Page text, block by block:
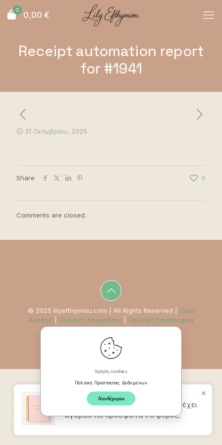
0 0,00 €
Receipt automation report
for #1941
31 Οκτωβρίου, 2025
Share 0
Comments are closed.
© 2025 lilyefthymiou.com | All Rights Reserved | Όροι
Χρήσης
Πολιτική Απορρήτου Πολιτική Επιστροφών
Χρήση cookies
Πολιτική Προστασίας Δεδομένων
Αποδέχομαι
ΠροϊονMindpad Wellness Journal
έχει
αγοραστεί πρόσφατα t 8 φορές.
✕